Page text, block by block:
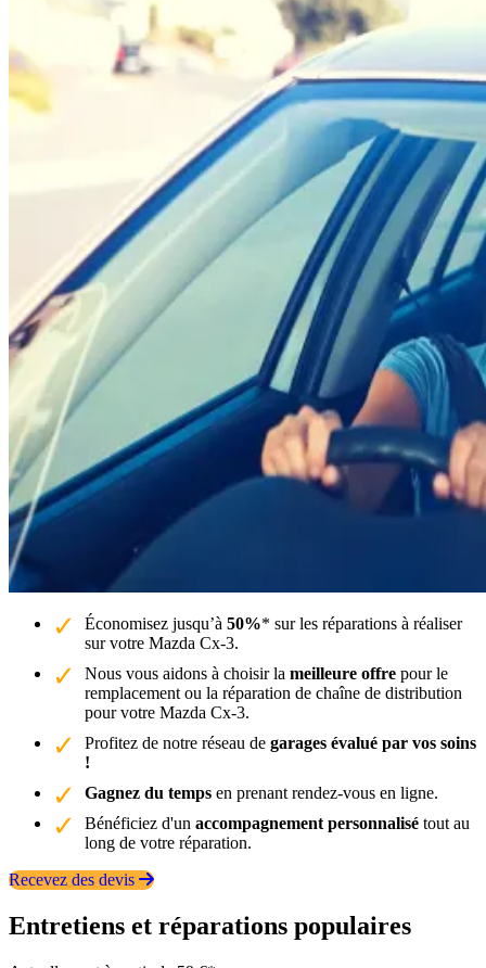
Économisez jusqu’à 50%* sur les réparations à réaliser
sur votre Mazda Cx-3.
Nous vous aidons à choisir la meilleure offre pour le
remplacement ou la réparation de chaîne de distribution
pour votre Mazda Cx-3.
Profitez de notre réseau de garages évalué par vos soins
!
Gagnez du temps en prenant rendez-vous en ligne.
Bénéficiez d'un accompagnement personnalisé tout au
long de votre réparation.
Recevez des devis
Entretiens et réparations populaires